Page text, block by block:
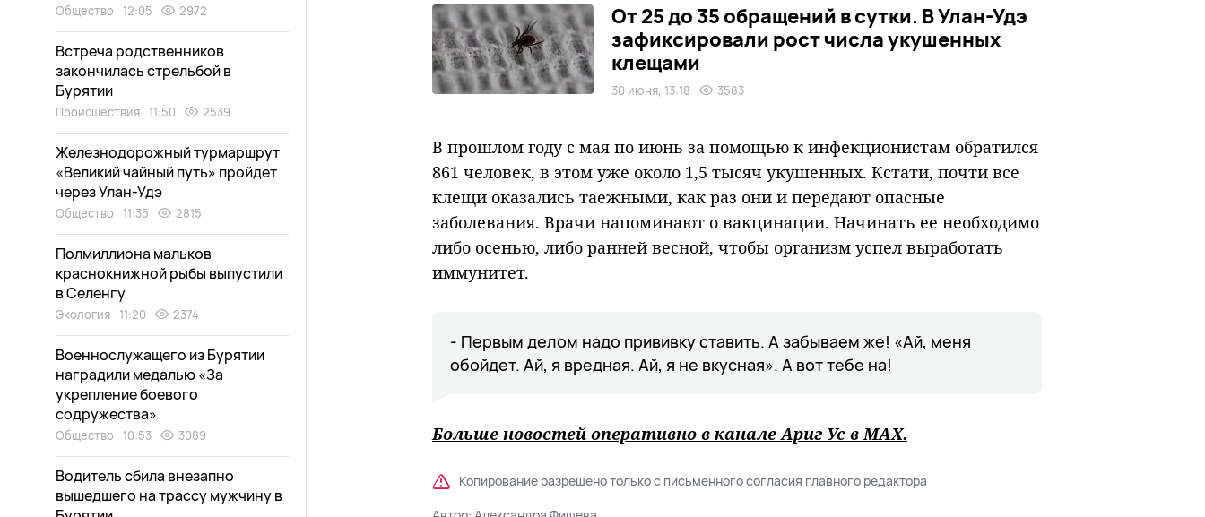
От 25 до 35 обращений в сутки. В Улан-Удэ
зафиксировали рост числа укушенных
клещами
30 июня, 13:18 3583
В прошлом году с мая по июнь за помощью к инфекционистам обратился
861 человек, в этом уже около 1,5 тысяч укушенных. Кстати, почти все
клещи оказались таежными, как раз они и передают опасные
заболевания. Врачи напоминают о вакцинации. Начинать ее необходимо
либо осенью, либо ранней весной, чтобы организм успел выработать
иммунитет.
- Первым делом надо прививку ставить. А забываем же! «Ай, меня
обойдет. Ай, я вредная. Ай, я не вкусная». А вот тебе на!
Больше новостей оперативно в канале Ариг Ус в MAХ.
Копирование разрешено только с письменного согласия главного редактора
Общество 12:05 2972
Встреча родственников
закончилась стрельбой в
Бурятии
Происшествия 11:50 2539
Железнодорожный турмаршрут
«Великий чайный путь» пройдет
через Улан-Удэ
Общество 11:35 2815
Полмиллиона мальков
краснокнижной рыбы выпустили
в Селенгу
Экология 11:20 2374
Военнослужащего из Бурятии
наградили медалью «За
укрепление боевого
содружества»
Общество 10:53 3089
Водитель сбила внезапно
вышедшего на трассу мужчину в